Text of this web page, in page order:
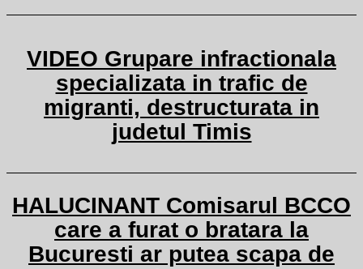
VIDEO Grupare infractionala
specializata in trafic de
migranti, destructurata in
judetul Timis
HALUCINANT Comisarul BCCO
care a furat o bratara la
Bucuresti ar putea scapa de